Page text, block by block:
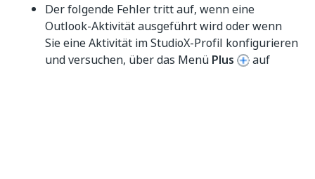
Der folgende Fehler tritt auf, wenn eine
Outlook-Aktivität ausgeführt wird oder wenn
Sie eine Aktivität im StudioX-Profil konfigurieren
und versuchen, über das Menü Plus
auf